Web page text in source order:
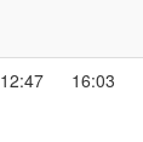
12:47 16:03